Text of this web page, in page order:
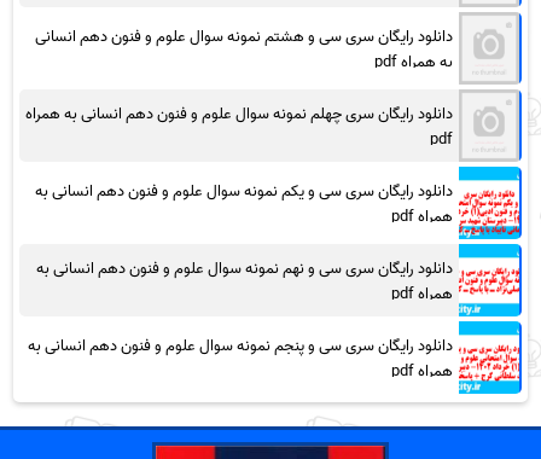
دانلود رایگان سری سی و هشتم نمونه سوال علوم و فنون دهم انسانی
به همراه pdf
دانلود رایگان سری چهلم نمونه سوال علوم و فنون دهم انسانی به همراه
pdf
دانلود رایگان سری سی و یکم نمونه سوال علوم و فنون دهم انسانی به
همراه pdf
دانلود رایگان سری سی و نهم نمونه سوال علوم و فنون دهم انسانی به
همراه pdf
دانلود رایگان سری سی و پنجم نمونه سوال علوم و فنون دهم انسانی به
همراه pdf